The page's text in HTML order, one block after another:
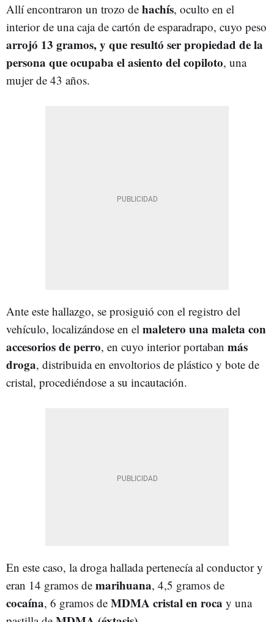
Allí encontraron un trozo de hachís, oculto en el
interior de una caja de cartón de esparadrapo, cuyo peso
arrojó 13 gramos, y que resultó ser propiedad de la
persona que ocupaba el asiento del copiloto, una
mujer de 43 años.
Ante este hallazgo, se prosiguió con el registro del
vehículo, localizándose en el maletero una maleta con
accesorios de perro, en cuyo interior portaban más
droga, distribuida en envoltorios de plástico y bote de
cristal, procediéndose a su incautación.
En este caso, la droga hallada pertenecía al conductor y
eran 14 gramos de marihuana, 4,5 gramos de
cocaína, 6 gramos de MDMA cristal en roca y una